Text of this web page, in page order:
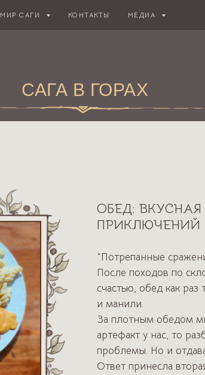
МИР САГИ КОНТАКТЫ МЕДИА
САГА В ГОРАХ
ОБЕД:
ПРИКЛЮЧЕНИЙ
"Потрепанные
После походов по
счастью, обед как
и манили.
За плотным обедом
артефакт у нас, то
проблемы. Но и
Ответ принесла